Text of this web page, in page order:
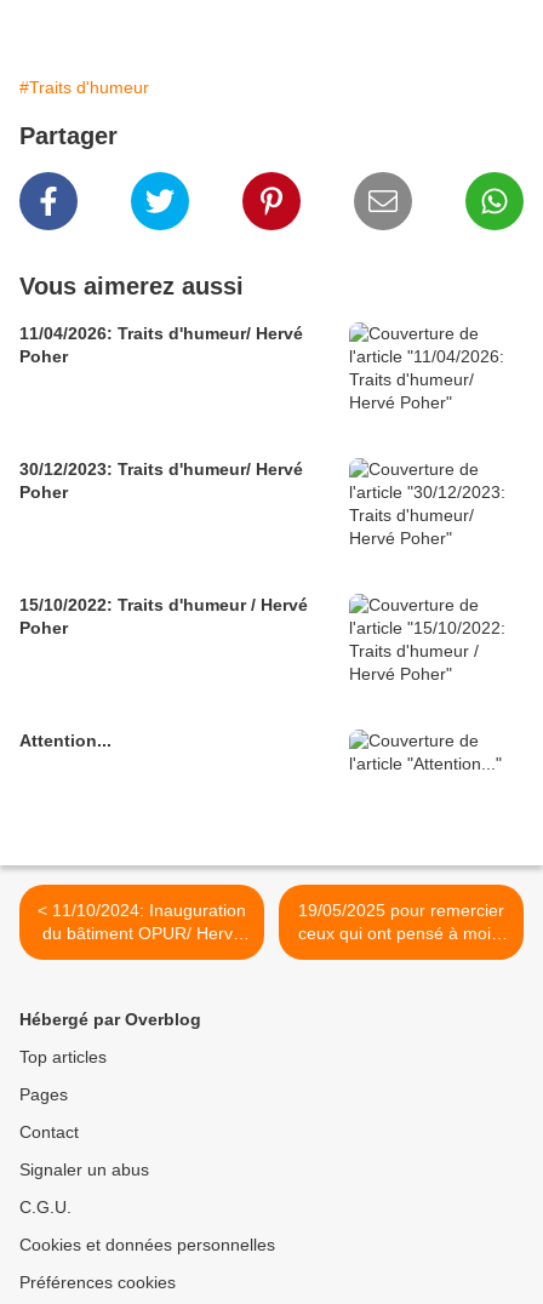
#Traits d'humeur
Partager
Vous aimerez aussi
11/04/2026: Traits d'humeur/ Hervé
Poher
30/12/2023: Traits d'humeur/ Hervé
Poher
15/10/2022: Traits d'humeur / Hervé
Poher
Attention...
< 11/10/2024: Inauguration
du bâtiment OPUR/ Hervé
Poher
19/05/2025 pour remercier
ceux qui ont pensé à moi...
>
Hébergé par Overblog
Top articles
Pages
Contact
Signaler un abus
C.G.U.
Cookies et données personnelles
Préférences cookies